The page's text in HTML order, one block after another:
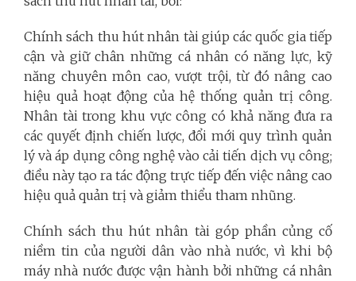
Chính sách thu hút nhân tài giúp các quốc gia tiếp
cận và giữ chân những cá nhân có năng lực, kỹ
năng chuyên môn cao, vượt trội, từ đó nâng cao
hiệu quả hoạt động của hệ thống quản trị công.
Nhân tài trong khu vực công có khả năng đưa ra
các quyết định chiến lược, đổi mới quy trình quản
lý và áp dụng công nghệ vào cải tiến dịch vụ công;
điều này tạo ra tác động trực tiếp đến việc nâng cao
hiệu quả quản trị và giảm thiểu tham nhũng.
Chính sách thu hút nhân tài góp phần củng cố
niềm tin của người dân vào nhà nước, vì khi bộ
máy nhà nước được vận hành bởi những cá nhân